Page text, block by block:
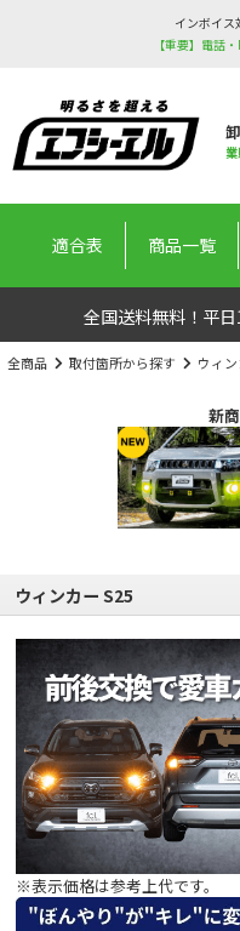
インボイ
【重要】電話
適合表 商品一覧
全国送料無料！平
全商品 取付箇所から探す ウィ
新
ウィンカー S25
※表示価格は参考上代です。